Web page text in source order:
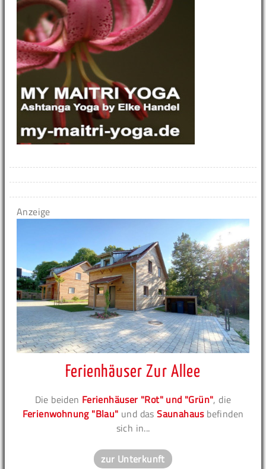
Anzeige
Ferienhäuser Zur Allee
Die beiden Ferienhäuser "Rot" und "Grün", die
Ferienwohnung "Blau" und dasSaunahausbefinden
sich in...
zur Unterkunft